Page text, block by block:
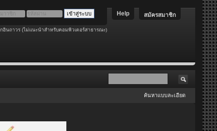
สมัครสมาชิก
Help
อินถาวร (ไม่แนะนำสำหรับคอมพิวเตอร์สาธารณะ)
ค้นหาแบบละเอียด